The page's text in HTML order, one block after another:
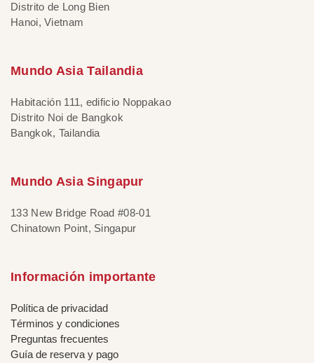
Distrito de Long Bien
Hanoi, Vietnam
Mundo Asia Tailandia
Habitación 111, edificio Noppakao
Distrito Noi de Bangkok
Bangkok, Tailandia
Mundo Asia Singapur
133 New Bridge Road #08-01
Chinatown Point, Singapur
Información importante
Política de privacidad
Términos y condiciones
Preguntas frecuentes
Guía de reserva y pago